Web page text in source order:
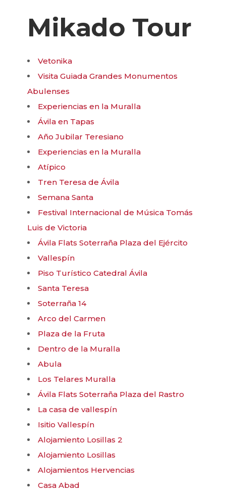
Mikado Tour
Vetonika
Visita Guiada Grandes Monumentos
Abulenses
Experiencias en la Muralla
Ávila en Tapas
Año Jubilar Teresiano
Experiencias en la Muralla
Atípico
Tren Teresa de Ávila
Semana Santa
Festival Internacional de Música Tomás
Luis de Victoria
Ávila Flats Soterraña Plaza del Ejército
Vallespín
Piso Turístico Catedral Ávila
Santa Teresa
Soterraña 14
Arco del Carmen
Plaza de la Fruta
Dentro de la Muralla
Abula
Los Telares Muralla
Ávila Flats Soterraña Plaza del Rastro
La casa de vallespín
Isitio Vallespín
Alojamiento Losillas 2
Alojamiento Losillas
Alojamientos Hervencias
Casa Abad